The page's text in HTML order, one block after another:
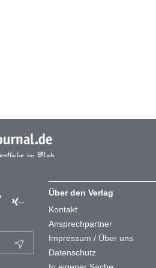
Über den Verlag
Kontakt
Ansprechpartner
Impressum / Über uns
Datenschutz